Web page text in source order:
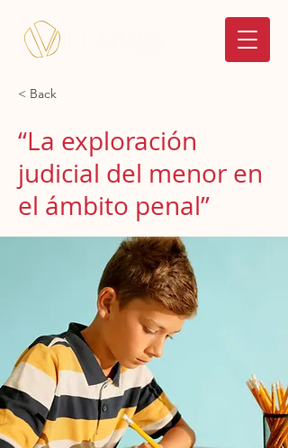
< Back
“La exploración
judicial del menor en
el ámbito penal”